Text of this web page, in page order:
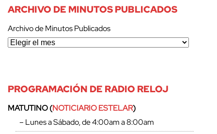
ARCHIVO DE MINUTOS PUBLICADOS
Archivo de Minutos Publicados
PROGRAMACIÓN DE RADIO RELOJ
MATUTINO (NOTICIARIO ESTELAR)
– Lunes a Sábado, de 4:00am a 8:00am